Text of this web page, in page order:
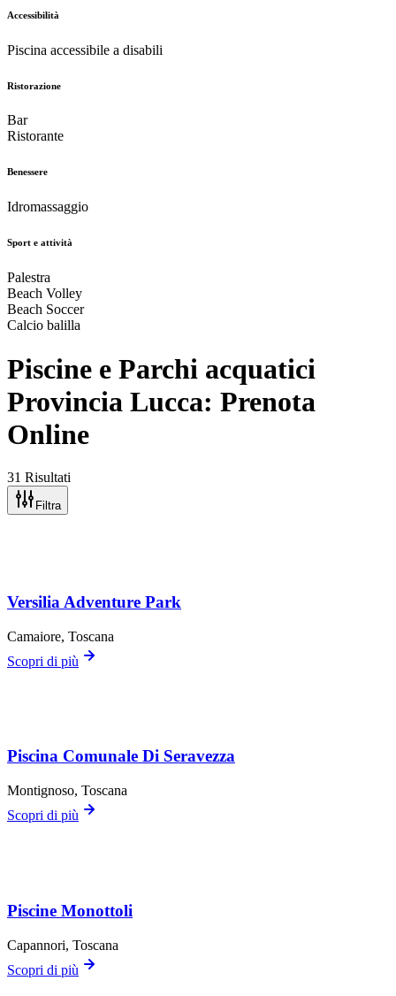
Accessibilità
Piscina accessibile a disabili
Ristorazione
Bar
Ristorante
Benessere
Idromassaggio
Sport e attività
Palestra
Beach Volley
Beach Soccer
Calcio balilla
Piscine e Parchi acquatici
Provincia Lucca: Prenota
Online
31 Risultati
Filtra
Versilia Adventure Park
Camaiore, Toscana
Scopri di più
Piscina Comunale Di Seravezza
Montignoso, Toscana
Scopri di più
Piscine Monottoli
Capannori, Toscana
Scopri di più